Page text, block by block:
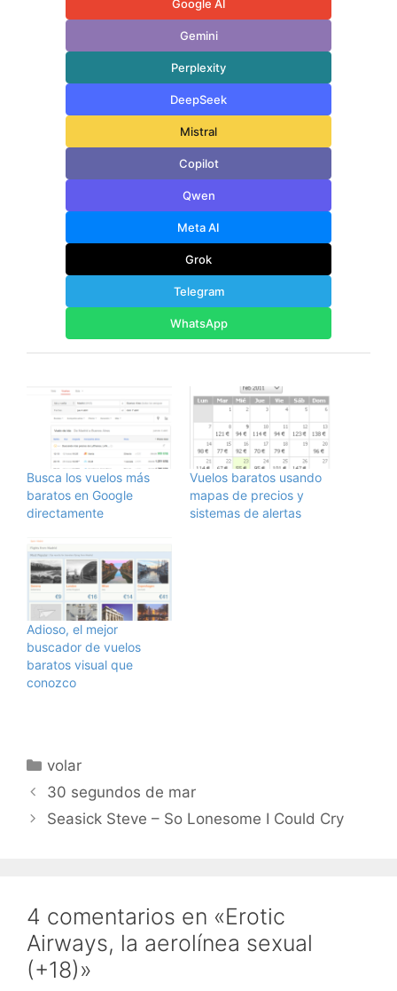
Google AI
Gemini
Perplexity
DeepSeek
Mistral
Copilot
Qwen
Meta AI
Grok
Telegram
WhatsApp
Busca los vuelos más
baratos en Google
directamente
Vuelos baratos usando
mapas de precios y
sistemas de alertas
Adioso, el mejor
buscador de vuelos
baratos visual que
conozco
Categorías
volar
30 segundos de mar
Seasick Steve – So Lonesome I Could Cry
4 comentarios en «Erotic
Airways, la aerolínea sexual
(+18)»